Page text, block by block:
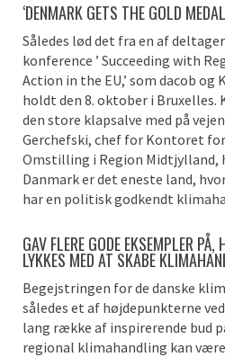
‘DENMARK GETS THE GOLD
Således lød det fra en af
konference ’ Succeeding with
Action in the EU,’ som dacob
holdt den 8. oktober i
den store klapsalve med på
Gerchefski, chef for Kontoret
Omstilling i Region Midtjylland,
Danmark er det eneste land,
har en politisk godkendt
GAV FLERE GODE EKSEMPLER
LYKKES MED AT SKABE
Begejstringen for de danske
således et af højdepunkterne
lang række af inspirerende bud
regional klimahandling kan